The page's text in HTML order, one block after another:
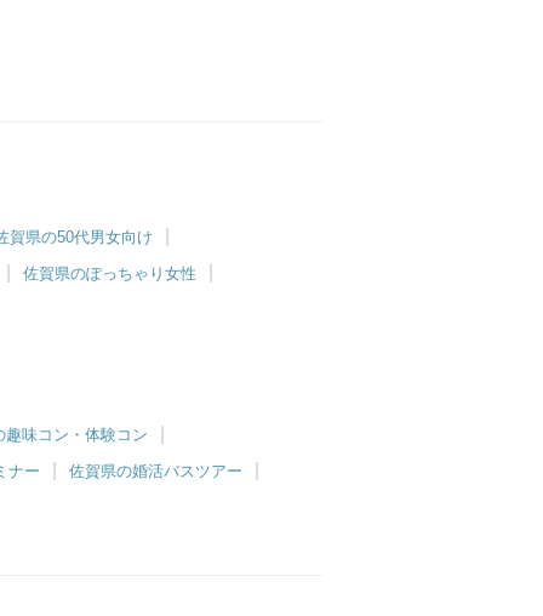
賀県の50代男女向け
佐賀県のぽっちゃり女性
趣味コン・体験コン
ナー
佐賀県の婚活バスツアー